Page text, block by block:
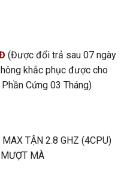
(Được đổi trả sau 07 ngày
khắc phục được cho
Cứng 03 Tháng)
MAX TẬN 2.8 GHZ (4CPU)
MÀ